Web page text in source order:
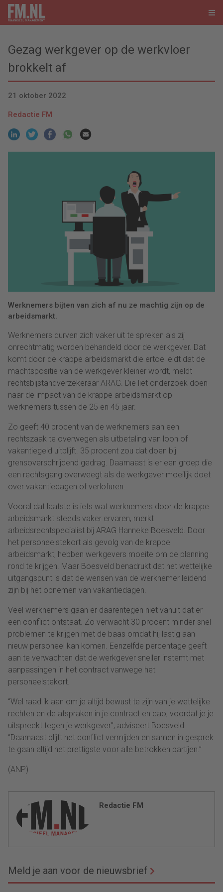
Gezag werkgever op de werkvloer
brokkelt af
21 oktober 2022
Redactie FM
Werknemers bijten van zich af nu ze machtig zijn op de
arbeidsmarkt.
Werknemers durven zich vaker uit te spreken als zij
onrechtmatig worden behandeld door de werkgever. Dat
komt door de krappe arbeidsmarkt die ertoe leidt dat de
machtspositie van de werkgever kleiner wordt, meldt
rechtsbijstandverzekeraar ARAG. Die liet onderzoek doen
naar de impact van de krappe arbeidsmarkt op
werknemers tussen de 25 en 45 jaar.
Zo geeft 40 procent van de werknemers aan een
rechtszaak te overwegen als uitbetaling van loon of
vakantiegeld uitblijft. 35 procent zou dat doen bij
grensoverschrijdend gedrag. Daarnaast is er een groep die
een rechtsgang overweegt als de werkgever moeilijk doet
over vakantiedagen of verlofuren.
Vooral dat laatste is iets wat werknemers door de krappe
arbeidsmarkt steeds vaker ervaren, merkt
arbeidsrechtspecialist bij ARAG Hanneke Boesveld. Door
het personeelstekort als gevolg van de krappe
arbeidsmarkt, hebben werkgevers moeite om de planning
rond te krijgen. Maar Boesveld benadrukt dat het wettelijke
uitgangspunt is dat de wensen van de werknemer leidend
zijn bij het opnemen van vakantiedagen.
Veel werknemers gaan er daarentegen niet vanuit dat er
een conflict ontstaat. Zo verwacht 30 procent minder snel
problemen te krijgen met de baas omdat hij lastig aan
nieuw personeel kan komen. Eenzelfde percentage geeft
aan te verwachten dat de werkgever sneller instemt met
aanpassingen in het contract vanwege het
personeelstekort.
“Wel raad ik aan om je altijd bewust te zijn van je wettelijke
rechten en de afspraken in je contract en cao, voordat je je
uitspreekt tegen je werkgever”, adviseert Boesveld.
“Daarnaast blijft het conflict vermijden en samen in gesprek
te gaan altijd het prettigste voor alle betrokken partijen.”
(ANP)
Redactie FM
Meld je aan voor de nieuwsbrief